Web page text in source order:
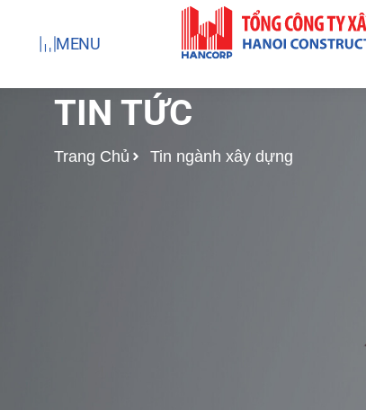
MENU
TIN TỨC
Trang Chủ Tin ngành xây dựng